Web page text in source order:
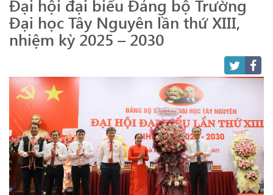
Đại hội đại biểu Đảng bộ Trường
Đại học Tây Nguyên lần thứ XIII,
nhiệm kỳ 2025 – 2030